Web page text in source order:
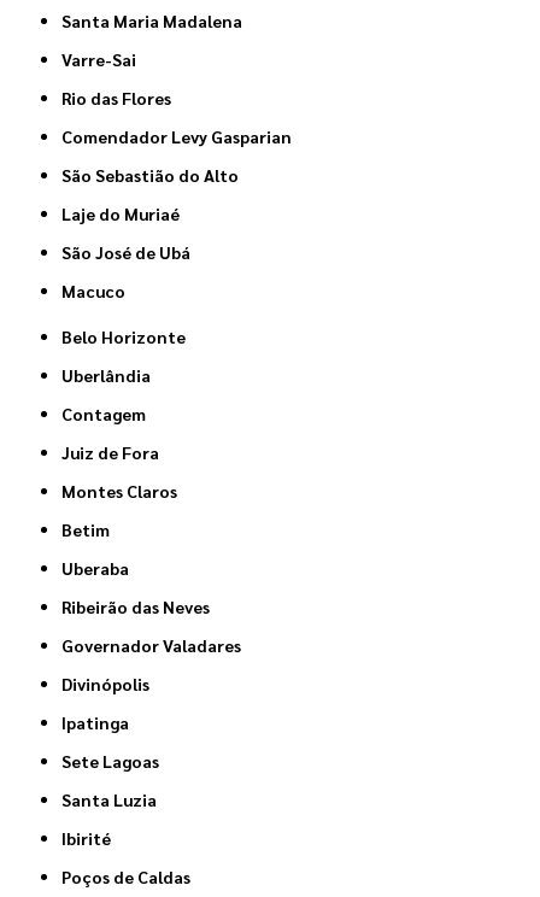
Santa Maria Madalena
Varre-Sai
Rio das Flores
Comendador Levy Gasparian
São Sebastião do Alto
Laje do Muriaé
São José de Ubá
Macuco
Belo Horizonte
Uberlândia
Contagem
Juiz de Fora
Montes Claros
Betim
Uberaba
Ribeirão das Neves
Governador Valadares
Divinópolis
Ipatinga
Sete Lagoas
Santa Luzia
Ibirité
Poços de Caldas